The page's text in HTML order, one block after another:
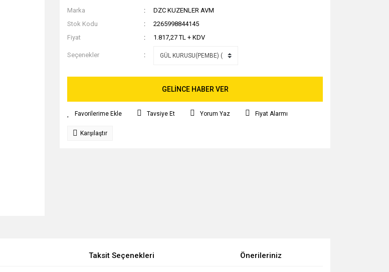
Marka
DZC KUZENLER AVM
Stok Kodu
2265998844145
Fiyat
1.817,27 TL + KDV
Seçenekler
GELİNCE HABER VER
Tavsiye Et Yorum Yaz Fiyat Alarmı
Karşılaştır
Taksit Seçenekleri Önerileriniz